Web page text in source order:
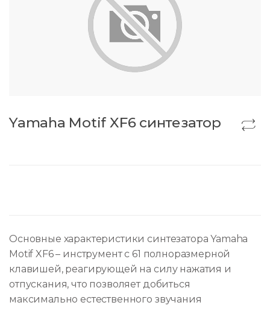
Yamaha Motif XF6 синтезатор
Основные характеристики синтезатора Yamaha
Motif XF6 – инструмент с 61 полноразмерной
клавишей, реагирующей на силу нажатия и
отпускания, что позволяет добиться
максимально естественного звучания